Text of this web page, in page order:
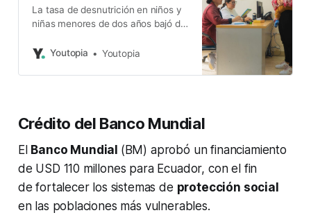
La tasa de desnutrición en niños y
niñas menores de dos años bajó del
Youtopia
Youtopia
Crédito del Banco Mundial
El Banco Mundial (BM) aprobó un financiamiento
de USD 110 millones para Ecuador, con el fin
de fortalecer los sistemas de protección social
en las poblaciones más vulnerables.